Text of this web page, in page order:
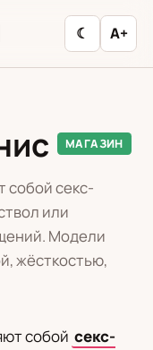
☾ A+
С Т
МАГАЗИН
собой секс-
или
Модели
жёсткостью,
собой секс-